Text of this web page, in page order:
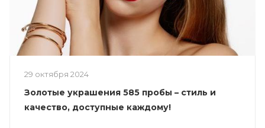
29 октября 2024
Золотые украшения 585 пробы – стиль и
качество, доступные каждому!